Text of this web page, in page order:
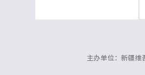
主办单位：新疆维